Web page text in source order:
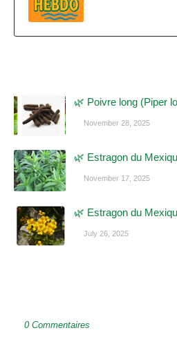
🌿 Poivre long (Piper
November 28, 2025
🌿 Estragon du
November 17, 2025
🌿 Estragon du
July 26, 2025
0 Commentaires